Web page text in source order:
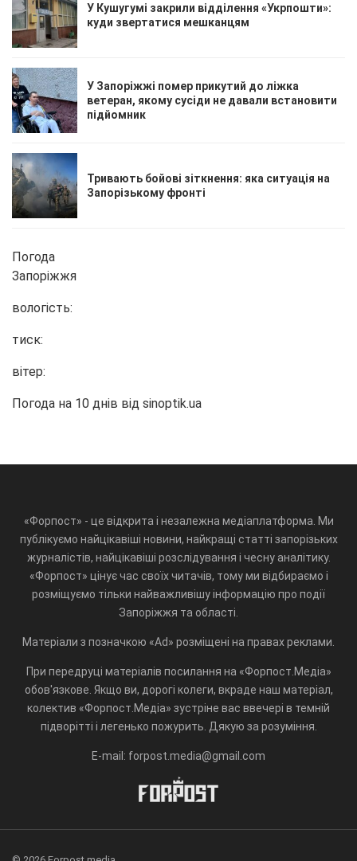
У Кушугумі закрили відділення «Укрпошти»:
куди звертатися мешканцям
У Запоріжжі помер прикутий до ліжка
ветеран, якому сусіди не давали встановити
підйомник
Тривають бойові зіткнення: яка ситуація на
Запорізькому фронті
Погода
Запоріжжя
вологість:
тиск:
вітер:
Погода на 10 днів від sinoptik.ua
«Форпост» - це відкрита і незалежна медіаплатформа. Ми
публікуємо найцікавіші новини, найкращі статті запорізьких
журналістів, найцікавіші розслідування і чесну аналітику.
«Форпост» цінує час своїх читачів, тому ми відбираємо і
розміщуємо тільки найважливішу інформацію про події
Запоріжжя та області.
Матеріали з позначкою «Ad» розміщені на правах реклами.
При передруці матеріалів посилання на «Форпост.Медіа»
обов'язкове. Якщо ви, дорогі колеги, вкраде наш матеріал,
колектив «Форпост.Медіа» зустріне вас ввечері в темній
підворітті і легенько пожурить. Дякую за розуміння.
E-mail: forpost.media@gmail.com